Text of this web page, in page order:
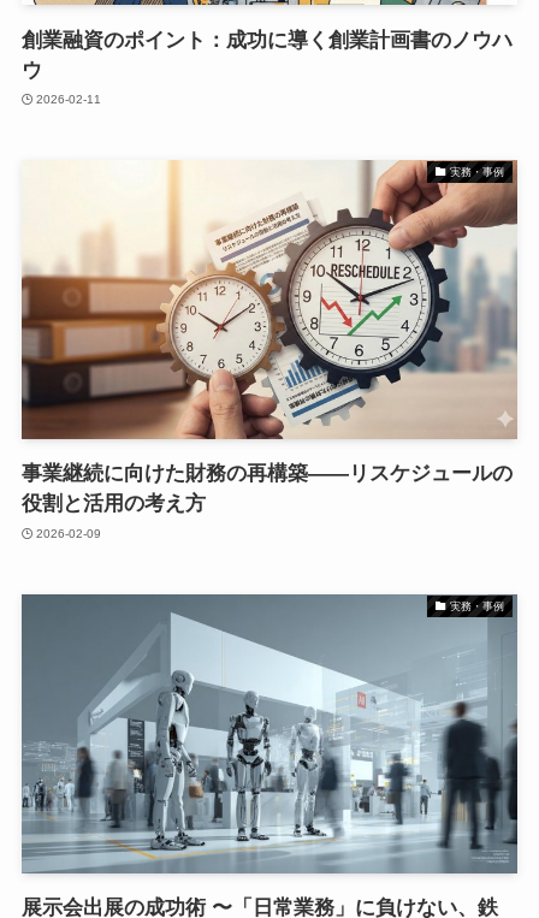
創業融資のポイント：成功に導く創業計画書のノウハ
ウ
2026-02-11
実務・事例
事業継続に向けた財務の再構築——リスケジュールの
役割と活用の考え方
2026-02-09
実務・事例
展示会出展の成功術 〜「日常業務」に負けない、鉄